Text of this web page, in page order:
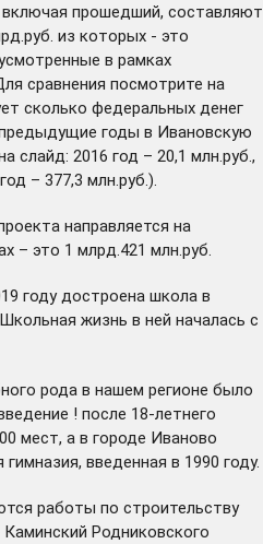
прошедший, составляют
из которых - это
в рамках
сравнения посмотрите на
сколько федеральных денег
годы в Ивановскую
слайд: 2016 год – 20,1 млн.руб.,
– 377,3 млн.руб.).
направляется на
– это 1 млрд.421 млн.руб.
году достроена школа в
жизнь в ней началась с
рода в нашем регионе было
! после 18-летнего
мест, а в городе Иваново
введенная в 1990 году.
работы по строительству
Родниковского